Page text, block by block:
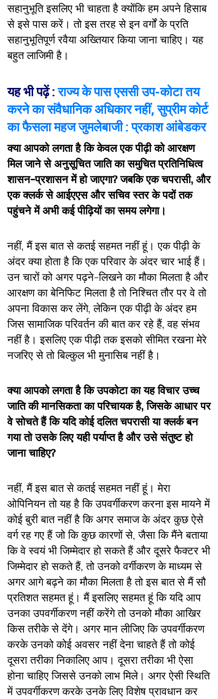
सहानुभूति इसलिए भी चाहता है क्योंकि हम अपने हिसाब
से इसे पास करें। तो इस तरह से इन वर्गों के प्रति
सहानुभूतिपूर्ण रवैया अख्तियार किया जाना चाहिए। यह
बहुत लाजिमी है।
यह भी पढ़ें :राज्य के पास एससी उप-कोटा तय
करने का संवैधानिक अधिकार नहीं, सुप्रीम कोर्ट
का फैसला महज जुमलेबाजी : प्रकाश आंबेडकर
क्या आपको लगता है कि केवल एक पीढ़ी को आरक्षण
मिल जाने से अनुसूचित जाति का समुचित प्रतिनिधित्व
शासन-प्रशासन में हो जाएगा? जबकि एक चपरासी, और
एक क्लर्क से आईएएस और सचिव स्तर के पदों तक
पहुंचने में अभी कई पीढ़ियों का समय लगेगा।
नहीं, मैं इस बात से कतई सहमत नहीं हूं। एक पीढ़ी के
अंदर क्या होता है कि एक परिवार के अंदर चार भाई हैं।
उन चारों को अगर पढ़ने-लिखने का मौका मिलता है और
आरक्षण का बेनिफिट मिलता है तो निश्चित तौर पर वे तो
अपना विकास कर लेंगे, लेकिन एक पीढ़ी के अंदर हम
जिस सामाजिक परिवर्तन की बात कर रहे हैं, वह संभव
नहीं है। इसलिए एक पीढ़ी तक इसको सीमित रखना मेरे
नजरिए से तो बिल्कुल भी मुनासिब नहीं है।
क्या आपको लगता है कि उपकोटा का यह विचार उच्च
जाति की मानसिकता का परिचायक है, जिसके आधार पर
वे सोचते हैं कि यदि कोई दलित चपरासी या क्लर्क बन
गया तो उसके लिए यही पर्याप्त है और उसे संतुष्ट हो
जाना चाहिए?
नहीं, मैं इस बात से कतई सहमत नहीं हूं। मेरा
ओपिनियन तो यह है कि उपवर्गीकरण करना इस मायने में
कोई बुरी बात नहीं है कि अगर समाज के अंदर कुछ ऐसे
वर्ग रह गए हैं जो कि कुछ कारणों से, जैसा कि मैंने बताया
कि वे स्वयं भी जिम्मेदार हो सकते हैं और दूसरे फैक्टर भी
जिम्मेदार हो सकते हैं, तो उनको वर्गीकरण के माध्यम से
अगर आगे बढ़ने का मौका मिलता है तो इस बात से मैं सौ
प्रतिशत सहमत हूं। मैं इसलिए सहमत हूं कि यदि आप
उनका उपवर्गीकरण नहीं करेंगे तो उनको मौका आखिर
किस तरीके से देंगे। अगर मान लीजिए कि उपवर्गीकरण
करके उनको कोई अवसर नहीं देना चाहते हैं तो कोई
दूसरा तरीका निकालिए आप। दूसरा तरीका भी ऐसा
होना चाहिए जिससे उनको लाभ मिले। अगर ऐसी स्थिति
में उपवर्गीकरण करके उनके लिए विशेष प्रावधान कर